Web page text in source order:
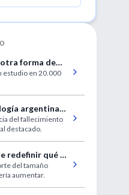
forma de
estudio en 20.000
argentina
del fallecimiento
destacado.
redefinir qué es
del tamaño
aumentar.